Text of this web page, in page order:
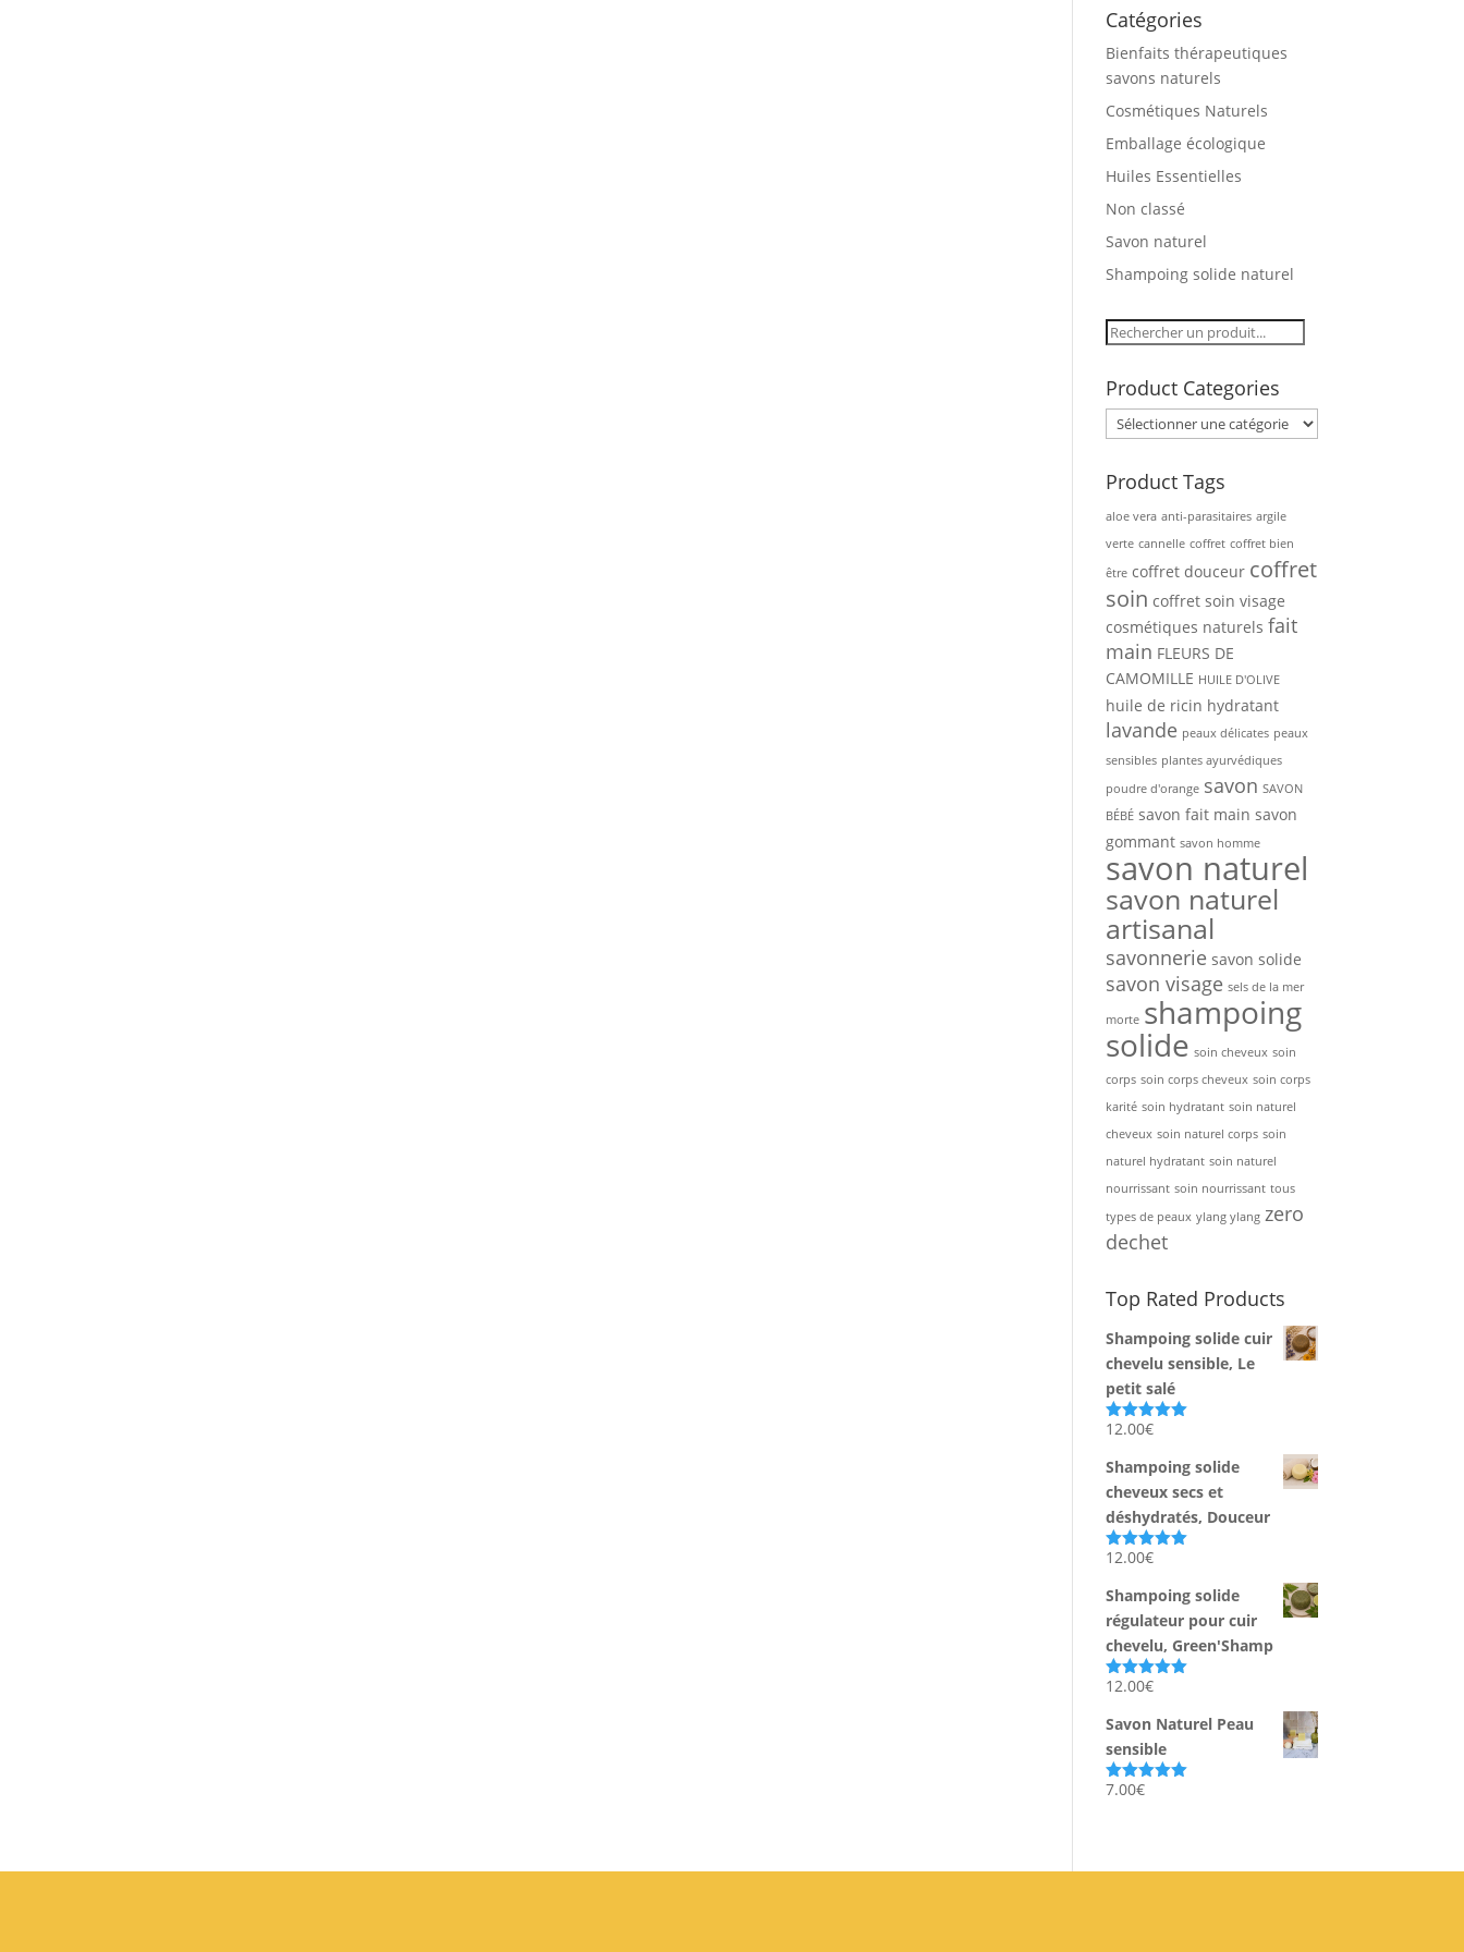
Catégories
Bienfaits thérapeutiques
savons naturels
Cosmétiques Naturels
Emballage écologique
Huiles Essentielles
Non classé
Savon naturel
Shampoing solide naturel
Product Categories
Product Tags
aloe vera anti-parasitaires argile
verte cannelle coffret coffret bien
être coffret douceur coffret
soin coffret soin visage
cosmétiques naturels fait
main FLEURS DE
CAMOMILLE HUILE D'OLIVE
huile de ricin hydratant
lavande peaux délicates peaux
sensibles plantes ayurvédiques
poudre d'orange savon SAVON
BÉBÉ savon fait main savon
gommant savon homme
savon naturel
savon naturel
artisanal
savonnerie savon solide
savon visage sels de la mer
morte shampoing
solide soin cheveux soin
corps soin corps cheveux soin corps
karité soin hydratant soin naturel
cheveux soin naturel corps soin
naturel hydratant soin naturel
nourrissant soin nourrissant tous
types de peaux ylang ylang zero
dechet
Top Rated Products
Shampoing solide cuir
chevelu sensible, Le
petit salé
Note5.00
12.00€
Shampoing solide
cheveux secs et
déshydratés, Douceur
Note5.00
12.00€
Shampoing solide
régulateur pour cuir
chevelu, Green'Shamp
Note5.00
12.00€
Savon Naturel Peau
sensible
Note5.00
7.00€